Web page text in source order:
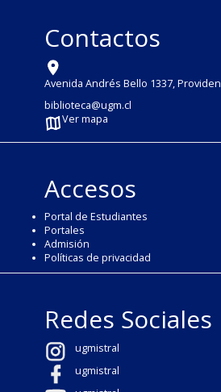
Contactos
Avenida Andrés Bello 1337,
biblioteca@ugm.cl
Ver mapa
Accesos
Portal de Estudiantes
Portales
Admisión
Políticas de privacidad
Redes Sociales
ugmistral
ugmistral